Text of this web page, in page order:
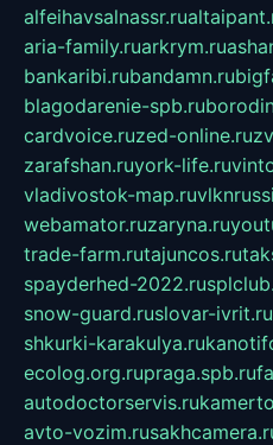
alfeihavsalnassr.ru
aria-family.ruarkrym.ru
bankaribi.rubandamn.ru
blagodarenie-spb.ru
cardvoice.ruzed-online.ru
zarafshan.ruyork-life.ru
vladivostok-map.ru
webamator.ruzaryna.ru
trade-farm.rutajuncos.ru
spayderhed-2022.ru
snow-guard.ruslovar-ivrit.ru
shkurki-karakulya.ru
ecolog.org.rupraga.spb.ru
autodoctorservis.ru
avto-vozim.ru